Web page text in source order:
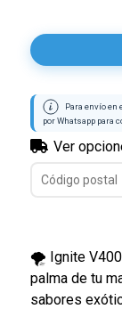
Para envío en
por Whatsapp para
🌪️ Ignite V400
palma de tu
sabores